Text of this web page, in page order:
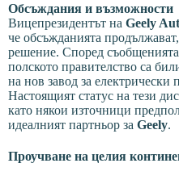
Обсъждания и възможности
Вицепрезидентът на Geely
че обсъжданията
решение. Според
полското правителство са
на нов завод за електрически
Настоящият статус на тези
като някои източници
идеалният партньор за Geely.
Проучване на целия